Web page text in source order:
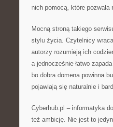
nich pomocą, które pozwala
Mocną stroną takiego
stylu życia. Czytelnicy
autorzy rozumieją ich
a jednocześnie łatwo
bo dobra domena powinna
pojawiają się naturalnie i
Cyberhub.pl – informatyka
też ambicję. Nie jest to